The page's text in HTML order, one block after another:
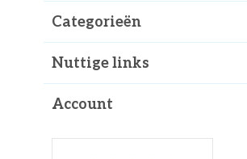
Categorieën
Nuttige links
Account